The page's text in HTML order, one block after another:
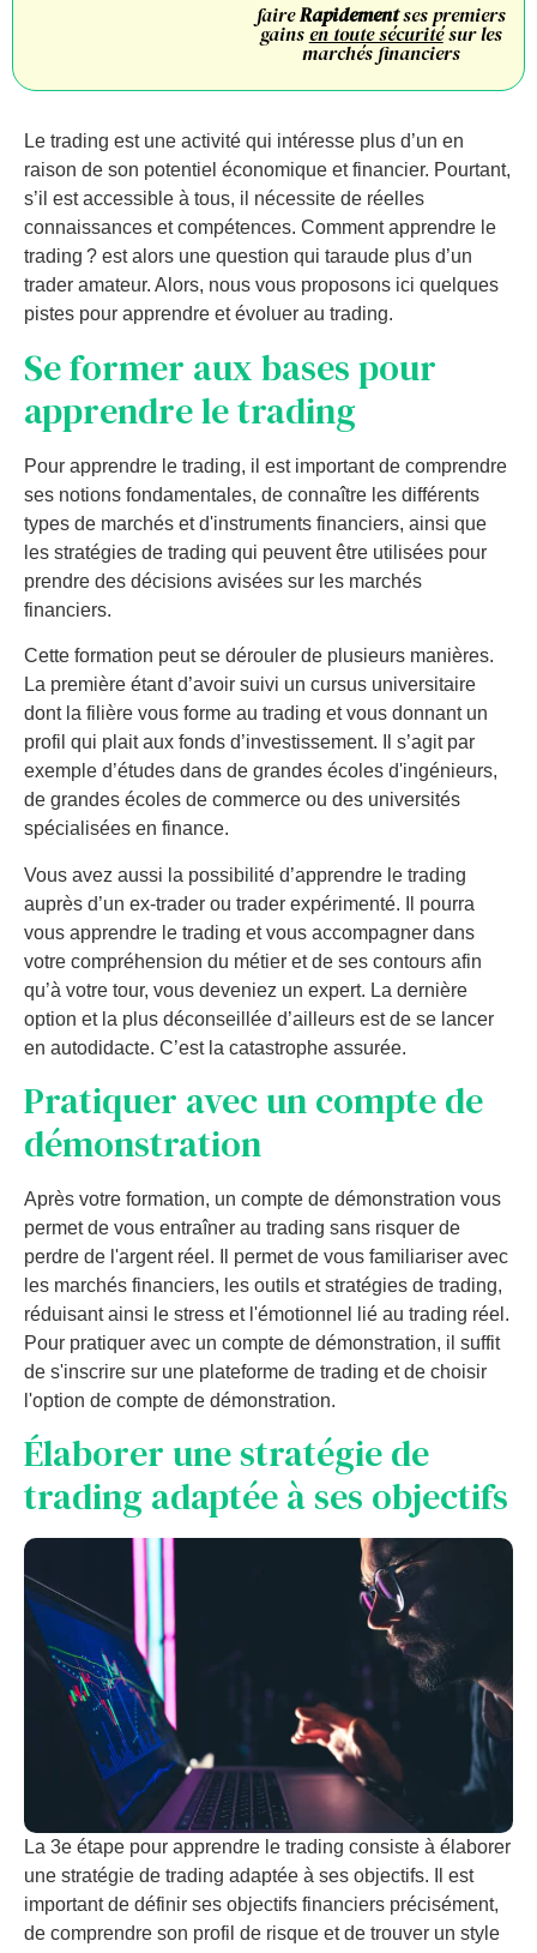
faireRapidementses premiers
gainsen toute sécuritésur les
marchés financiers
Le trading est une activité qui intéresse plus d’un en
raison de son potentiel économique et financier. Pourtant,
s’il est accessible à tous, il nécessite de réelles
connaissances et compétences. Comment apprendre le
trading ? est alors une question qui taraude plus d’un
trader amateur. Alors, nous vous proposons ici quelques
pistes pour apprendre et évoluer au trading.
Se former aux bases pour
apprendre le trading
Pour apprendre le trading, il est important de comprendre
ses notions fondamentales, de connaître les différents
types de marchés et d'instruments financiers, ainsi que
les stratégies de trading qui peuvent être utilisées pour
prendre des décisions avisées sur les marchés
financiers.
Cette formation peut se dérouler de plusieurs manières.
La première étant d’avoir suivi un cursus universitaire
dont la filière vous forme au trading et vous donnant un
profil qui plait aux fonds d’investissement. Il s’agit par
exemple d’études dans de grandes écoles d'ingénieurs,
de grandes écoles de commerce ou des universités
spécialisées en finance.
Vous avez aussi la possibilité d’apprendre le trading
auprès d’un ex-trader ou trader expérimenté. Il pourra
vous apprendre le trading et vous accompagner dans
votre compréhension du métier et de ses contours afin
qu’à votre tour, vous deveniez un expert. La dernière
option et la plus déconseillée d’ailleurs est de se lancer
en autodidacte. C’est la catastrophe assurée.
Pratiquer avec un compte de
démonstration
Après votre formation, un compte de démonstration vous
permet de vous entraîner au trading sans risquer de
perdre de l'argent réel. Il permet de vous familiariser avec
les marchés financiers, les outils et stratégies de trading,
réduisant ainsi le stress et l'émotionnel lié au trading réel.
Pour pratiquer avec un compte de démonstration, il suffit
de s'inscrire sur une plateforme de trading et de choisir
l'option de compte de démonstration.
Élaborer une stratégie de
trading adaptée à ses objectifs
La 3e étape pour apprendre le trading consiste à élaborer
une stratégie de trading adaptée à ses objectifs. Il est
important de définir ses objectifs financiers précisément,
de comprendre son profil de risque et de trouver un style